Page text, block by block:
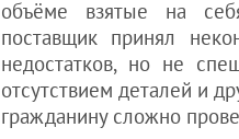
объёме взятые на
поставщик принял
недостатков, но не
отсутствием деталей и
гражданину сложно